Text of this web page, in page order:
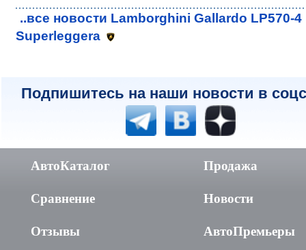
..все новости Lamborghini Gallardo LP570-4
Superleggera
Подпишитесь на наши новости в
АвтоКаталог
Сравнение
Отзывы
Продажа
Новости
АвтоПремьеры